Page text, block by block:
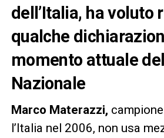
dell’Italia, ha voluto
qualche
momento attuale
Nazionale
Marco Materazzi,
l’Italia nel 2006, non usa